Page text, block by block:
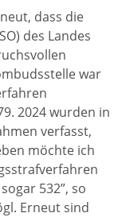
dass die
des Landes
war
2024 wurden in
verfasst,
möchte ich
532”, so
Erneut sind